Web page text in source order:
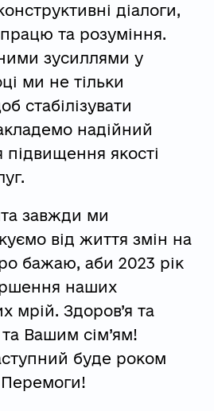
діалоги,
та розуміння.
зусиллями у
ми не тільки
стабілізувати
надійний
якості
завжди ми
від життя змін на
бажаю, аби 2023 рік
наших
мрій. Здоров’я та
Вашим сім’ям!
буде роком
Перемоги!